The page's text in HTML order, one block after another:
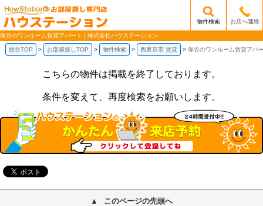
/mobile_img/head-logo.png
物件検索 お店へ連絡
保谷のワンルーム賃貸アパート | 株式会社ハウステーション
総合TOP お部屋探しTOP 物件検索 西東京市 賃貸 保谷のワンルーム賃貸アパ
こちらの物件は掲載を終了しております。
条件を変えて、再度検索をお願いします。
このページの先頭へ